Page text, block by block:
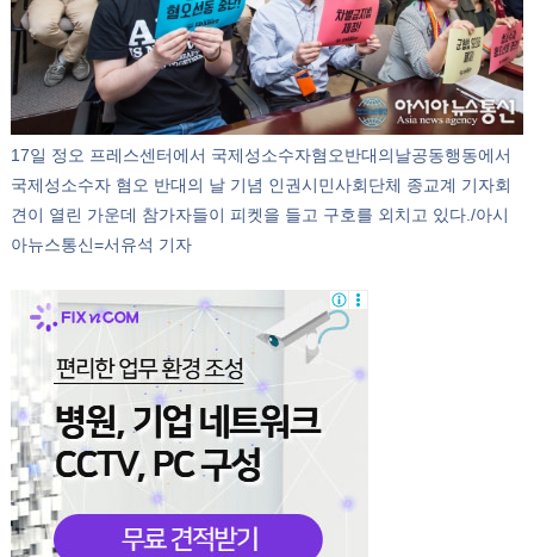
17일 정오 프레스센터에서 국제성소수자혐오반대의날공동행동에서
국제성소수자 혐오 반대의 날 기념 인권시민사회단체 종교계 기자회
견이 열린 가운데 참가자들이 피켓을 들고 구호를 외치고 있다./아시
아뉴스통신=서유석 기자